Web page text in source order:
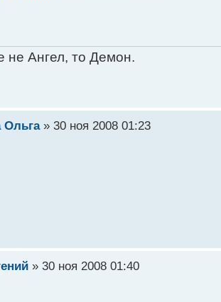
не Ангел, то Демон.
Ольга» 30 ноя 2008 01:23
» 30 ноя 2008 01:40